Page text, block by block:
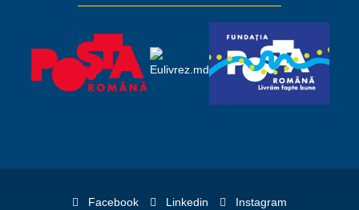
Facebook Linkedin Instagram